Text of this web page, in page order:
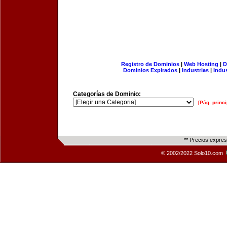
Registro de Dominios| Web Hosting |
Dominios Expirados | Industrias |
Categorías de Dominio:
[Pág.
** Precios
© 2002/2022 Solo10.com